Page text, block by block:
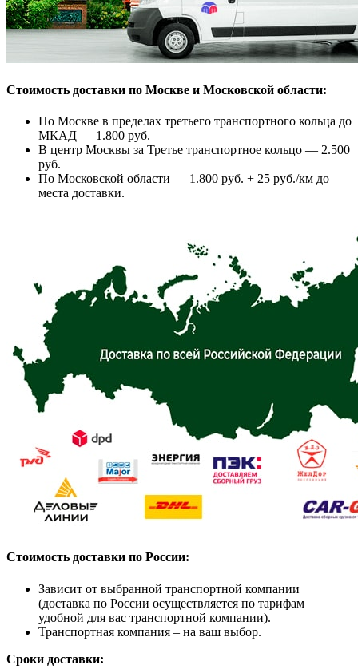
Стоимость доставки по Москве и Московской области:
По Москве в пределах третьего транспортного кольца до
МКАД — 1.800 руб.
В центр Москвы за Третье транспортное кольцо — 2.500
руб.
По Московской области — 1.800 руб. + 25 руб./км до
места доставки.
Стоимость доставки по России:
Зависит от выбранной транспортной компании
(доставка по России осуществляется по тарифам
удобной для вас транспортной компании).
Транспортная компания – на ваш выбор.
Сроки доставки: